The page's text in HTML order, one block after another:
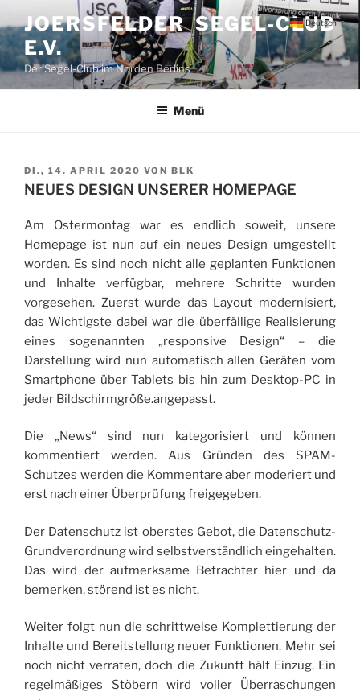
Inhalt
springen
JOERSFELDER SEGEL-CLUB
E.V.
Der Segel-Club im Norden Berlins
Menü
VERÖFFENTLICHT
AM
DI., 14. APRIL 2020 VON BLK
NEUES DESIGN UNSERER HOMEPAGE
Am Ostermontag war es endlich soweit, unsere
Homepage ist nun auf ein neues Design umgestellt
worden. Es sind noch nicht alle geplanten Funktionen
und Inhalte verfügbar, mehrere Schritte wurden
vorgesehen. Zuerst wurde das Layout modernisiert,
das Wichtigste dabei war die überfällige Realisierung
eines sogenannten „responsive Design“ – die
Darstellung wird nun automatisch allen Geräten vom
Smartphone über Tablets bis hin zum Desktop-PC in
jeder Bildschirmgröße.angepasst.
Die „News“ sind nun kategorisiert und können
kommentiert werden. Aus Gründen des SPAM-
Schutzes werden die Kommentare aber moderiert und
erst nach einer Überprüfung freigegeben.
Der Datenschutz ist oberstes Gebot, die Datenschutz-
Grundverordnung wird selbstverständlich eingehalten.
Das wird der aufmerksame Betrachter hier und da
bemerken, störend ist es nicht.
Weiter folgt nun die schrittweise Komplettierung der
Inhalte und Bereitstellung neuer Funktionen. Mehr sei
noch nicht verraten, doch die Zukunft hält Einzug. Ein
regelmäßiges Stöbern wird voller Überraschungen
Deutsch ▼